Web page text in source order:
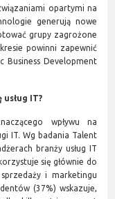
opartymi na
generują nowe
grupy zagrożone
powinni zapewnić
Business Development
IT?
wpływu na
IT. Wg badania Talent
branży usług IT
się głównie do
i marketingu
(37%) wskazuje,